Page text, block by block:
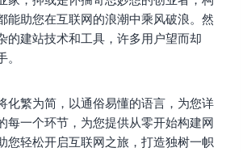
能助您在互联网的浪潮中乘风破浪。然
的建站技术和工具，许多用户望而却
化繁为简，以通俗易懂的语言，为您详
每一个环节，为您提供从零开始构建网
您轻松开启互联网之旅，打造独树一帜